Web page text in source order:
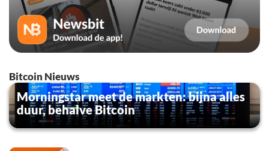
Bitcoin Nieuws
Morningstar meet de markten: bijna alles
duur, behalve Bitcoin